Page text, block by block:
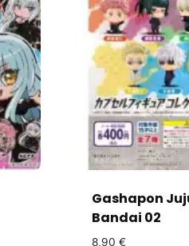
Gashapon
Bandai 02
8,90 €